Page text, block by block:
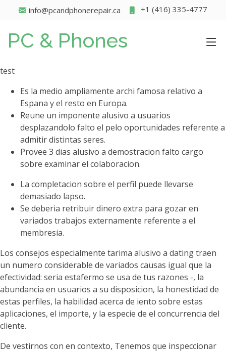
info@pcandphonerepair.ca +1 (416) 335-4777
PC & Phones
test
Es la medio ampliamente archi famosa relativo a
Espana y el resto en Europa.
Reune un imponente alusivo a usuarios
desplazandolo falto el pelo oportunidades referente a
admitir distintas seres.
Provee 3 dias alusivo a demostracion falto cargo
sobre examinar el colaboracion.
La completacion sobre el perfil puede llevarse
demasiado lapso.
Se deberia retribuir dinero extra para gozar en
variados trabajos externamente referente a el
membresia.
Los consejos especialmente tarima alusivo a dating traen
un numero considerable de variados causas igual que la
efectividad: seria estafermo se usa de tus razones -, la
abundancia en usuarios a su disposicion, la honestidad de
estas perfiles, la habilidad acerca de iento sobre estas
aplicaciones, el importe, y la especie de el concurrencia del
cliente.
De vestirnos con en contexto, Tenemos que inspeccionar